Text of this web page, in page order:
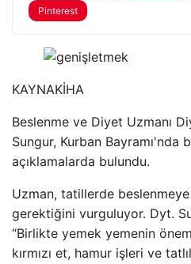
Pinterest
KAYNAKİHA
Beslenme ve Diyet Uzmanı
Sungur, Kurban Bayramı'nda
açıklamalarda bulundu.
Uzman, tatillerde
gerektiğini vurguluyor. Dyt.
“Birlikte yemek yemenin
kırmızı et, hamur işleri ve